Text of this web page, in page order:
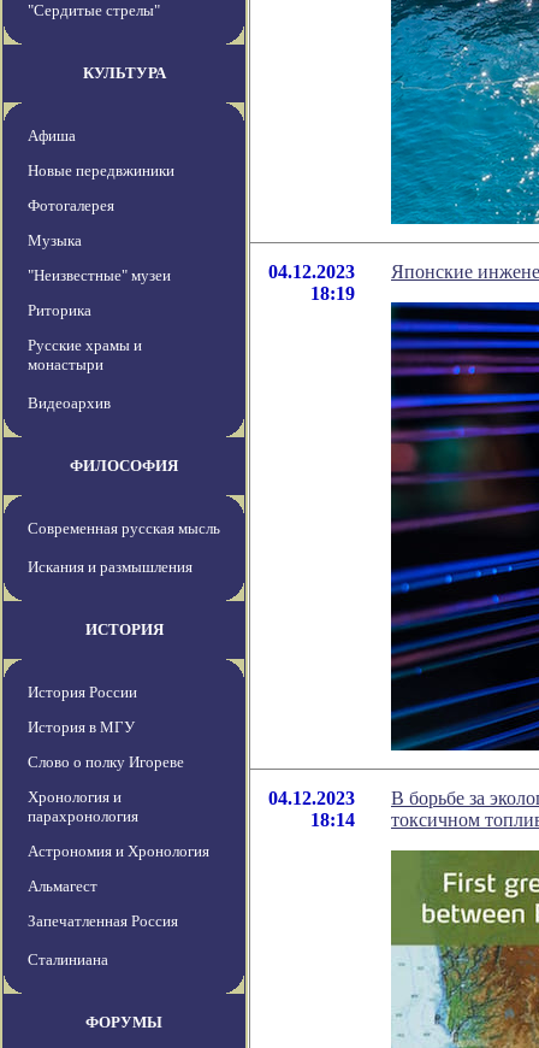
"Сердитые стрелы"
КУЛЬТУРА
Афиша
Новые передвжиники
Фотогалерея
Музыка
"Неизвестные" музеи
Риторика
Русские храмы и
монастыри
Видеоархив
ФИЛОСОФИЯ
Современная русская мысль
Искания и размышления
ИСТОРИЯ
История России
История в МГУ
Слово о полку Игореве
Хронология и
парахронология
Астрономия и Хронология
Альмагест
Запечатленная Россия
Сталиниана
ФОРУМЫ
04.12.2023
18:19
Японские
04.12.2023
18:14
В борьбе за
токсичном